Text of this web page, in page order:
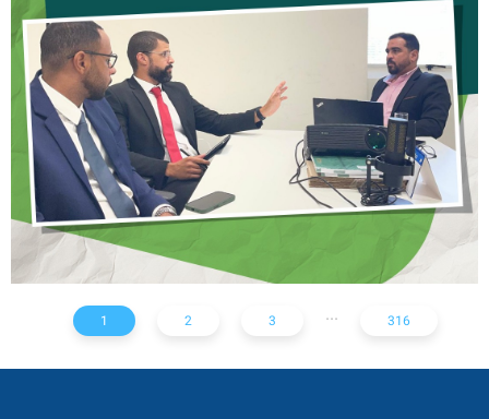
INICIAM ELABORAÇÃO DE
NOTA TÉCNICA SOBRE
SOLICITAÇÃO DE EXAMES
RADIOLÓGICOS
1 2 3 ... 316